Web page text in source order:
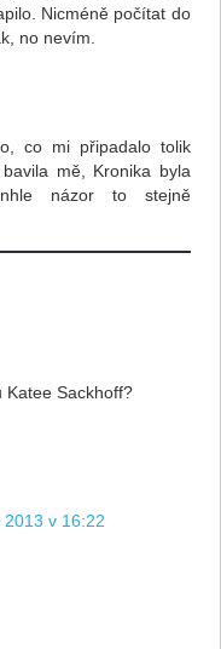
Nicméně počítat do
no nevím.
co mi připadalo tolik
mě, Kronika byla
názor to stejně
Katee Sackhoff?
v 16:22